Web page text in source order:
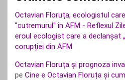
Octavian Floruța, ecologistul
"cutremurul" în AFM - Reflexul
eroul ecologist care a declanșat
corupției din AFM
Octavian Floruța și prognoza
pe Cine e Octavian Floruța și